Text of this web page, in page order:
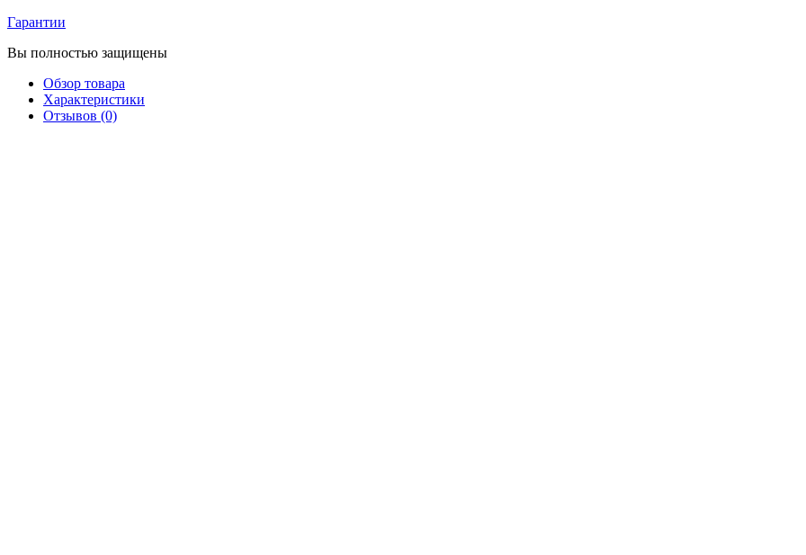
Гарантии
Вы полностью защищены
Обзор товара
Характеристики
Отзывов (0)